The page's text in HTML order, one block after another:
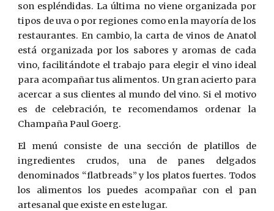
son espléndidas. La última no viene organizada por
tipos de uva o por regiones como en la mayoría de los
restaurantes. En cambio, la carta de vinos de Anatol
está organizada por los sabores y aromas de cada
vino, facilitándote el trabajo para elegir el vino ideal
para acompañar tus alimentos. Un gran acierto para
acercar a sus clientes al mundo del vino. Si el motivo
es de celebración, te recomendamos ordenar la
Champaña Paul Goerg.
El menú consiste de una sección de platillos de
ingredientes crudos, una de panes delgados
denominados “flatbreads” y los platos fuertes. Todos
los alimentos los puedes acompañar con el pan
artesanal que existe en este lugar.